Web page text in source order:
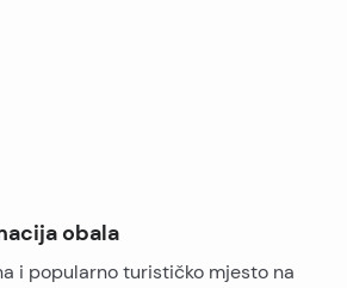
obala
i popularno turističko mjesto na